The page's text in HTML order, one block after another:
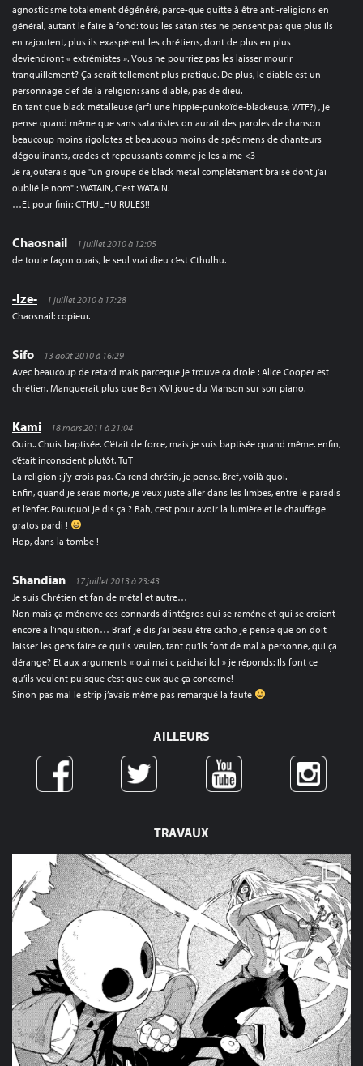
TRAVAUX
agnosticisme totalement dégénéré, parce-que quitte à être anti-religions en
général, autant le faire à fond: tous les satanistes ne pensent pas que plus ils
en rajoutent, plus ils exaspèrent les chrétiens, dont de plus en plus
deviendront « extrémistes ». Vous ne pourriez pas les laisser mourir
tranquillement? Ça serait tellement plus pratique. De plus, le diable est un
personnage clef de la religion: sans diable, pas de dieu.
En tant que black métalleuse (arf! une hippie-punkoïde-blackeuse, WTF?) , je
pense quand même que sans satanistes on aurait des paroles de chanson
beaucoup moins rigolotes et beaucoup moins de spécimens de chanteurs
dégoulinants, crades et repoussants comme je les aime <3
Je rajouterais que "un groupe de black metal complètement braisé dont j’ai
oublié le nom" : WATAIN, C'est WATAIN.
…Et pour finir: CTHULHU RULES!!
Chaosnail
1 juillet 2010 à 12:05
de toute façon ouais, le seul vrai dieu c’est Cthulhu.
-Ize-
1 juillet 2010 à 17:28
Chaosnail: copieur.
Sifo
13 août 2010 à 16:29
Avec beaucoup de retard mais parceque je trouve ca drole : Alice Cooper est
chrétien. Manquerait plus que Ben XVI joue du Manson sur son piano.
Kami
18 mars 2011 à 21:04
Ouin.. Chuis baptisée. C’était de force, mais je suis baptisée quand même. enfin,
c’était inconscient plutôt. TuT
La religion : j’y crois pas. Ca rend chrétin, je pense. Bref, voilà quoi.
Enfin, quand je serais morte, je veux juste aller dans les limbes, entre le paradis
et l’enfer. Pourquoi je dis ça ? Bah, c’est pour avoir la lumière et le chauffage
gratos pardi !
Hop, dans la tombe !
Shandian
17 juillet 2013 à 23:43
Je suis Chrétien et fan de métal et autre…
Non mais ça m’énerve ces connards d’intégros qui se raméne et qui se croient
encore à l’inquisition… Braif je dis j’ai beau être catho je pense que on doit
laisser les gens faire ce qu’ils veulen, tant qu’ils font de mal à personne, qui ça
dérange? Et aux arguments « oui mai c paichai lol » je réponds: Ils font ce
qu’ils veulent puisque c’est que eux que ça concerne!
Sinon pas mal le strip j’avais même pas remarqué la faute
AILLEURS